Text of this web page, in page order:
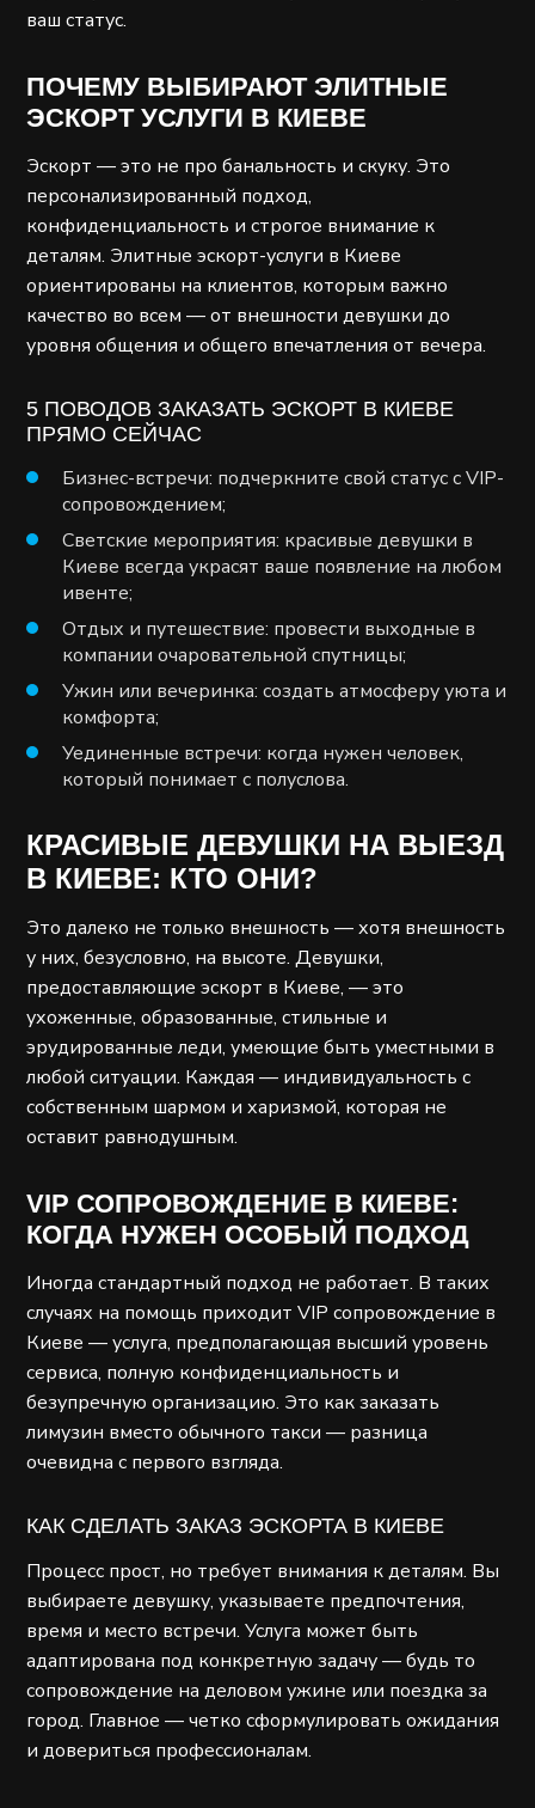
ваш статус.
ПОЧЕМУ ВЫБИРАЮТ ЭЛИТНЫЕ
ЭСКОРТ УСЛУГИ В КИЕВЕ
Эскорт — это не про банальность и скуку. Это
персонализированный подход,
конфиденциальность и строгое внимание к
деталям. Элитные эскорт-услуги в Киеве
ориентированы на клиентов, которым важно
качество во всем — от внешности девушки до
уровня общения и общего впечатления от вечера.
5 ПОВОДОВ ЗАКАЗАТЬ ЭСКОРТ В КИЕВЕ
ПРЯМО СЕЙЧАС
Бизнес-встречи: подчеркните свой статус с VIP-
сопровождением;
Светские мероприятия: красивые девушки в
Киеве всегда украсят ваше появление на любом
ивенте;
Отдых и путешествие: провести выходные в
компании очаровательной спутницы;
Ужин или вечеринка: создать атмосферу уюта и
комфорта;
Уединенные встречи: когда нужен человек,
который понимает с полуслова.
КРАСИВЫЕ ДЕВУШКИ НА ВЫЕЗД
В КИЕВЕ: КТО ОНИ?
Это далеко не только внешность — хотя внешность
у них, безусловно, на высоте. Девушки,
предоставляющие эскорт в Киеве, — это
ухоженные, образованные, стильные и
эрудированные леди, умеющие быть уместными в
любой ситуации. Каждая — индивидуальность с
собственным шармом и харизмой, которая не
оставит равнодушным.
VIP СОПРОВОЖДЕНИЕ В КИЕВЕ:
КОГДА НУЖЕН ОСОБЫЙ ПОДХОД
Иногда стандартный подход не работает. В таких
случаях на помощь приходит VIP сопровождение в
Киеве — услуга, предполагающая высший уровень
сервиса, полную конфиденциальность и
безупречную организацию. Это как заказать
лимузин вместо обычного такси — разница
очевидна с первого взгляда.
КАК СДЕЛАТЬ ЗАКАЗ ЭСКОРТА В КИЕВЕ
Процесс прост, но требует внимания к деталям. Вы
выбираете девушку, указываете предпочтения,
время и место встречи. Услуга может быть
адаптирована под конкретную задачу — будь то
сопровождение на деловом ужине или поездка за
город. Главное — четко сформулировать ожидания
и довериться профессионалам.